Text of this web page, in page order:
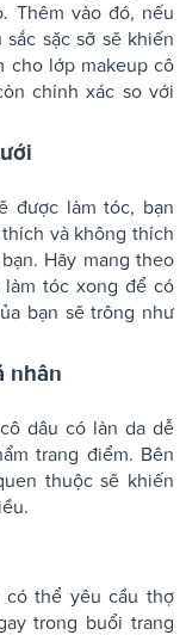
Thêm vào đó, nếu
sặc sỡ sẽ khiến
cho lớp makeup cô
chính xác so với
được làm tóc, bạn
và không thích
Hãy mang theo
làm tóc xong để có
bạn sẽ trông như
nhân
dâu có làn da dễ
trang điểm. Bên
thuộc sẽ khiến
có thể yêu cầu thợ
trong buổi trang